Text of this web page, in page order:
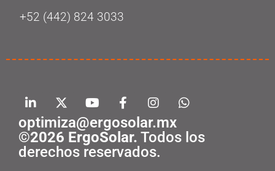
+52 (442) 824 3033
optimiza@ergosolar.mx
©2026 ErgoSolar. Todos los
derechos reservados.